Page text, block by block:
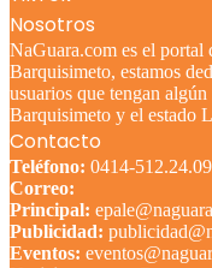
Nosotros
NaGuara.com es el portal
Barquisimeto, estamos
usuarios que tengan
Barquisimeto y el estado
Contacto
Teléfono: 0414-512.24.09
Correo:
Principal:
Publicidad:
Eventos: